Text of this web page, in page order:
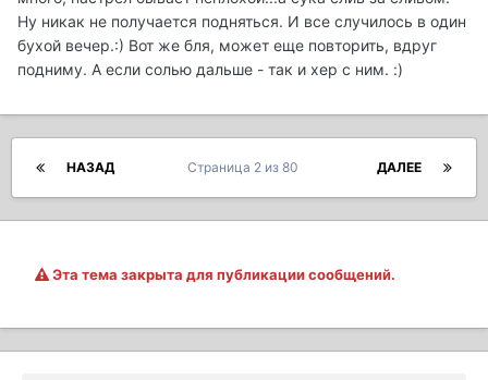
Ну никак не получается подняться. И все случилось в один
бухой вечер.:) Вот же бля, может еще повторить, вдруг
подниму. А если солью дальше - так и хер с ним. :)
НАЗАД ДАЛЕЕ
Страница 2 из 80
Эта тема закрыта для публикации сообщений.